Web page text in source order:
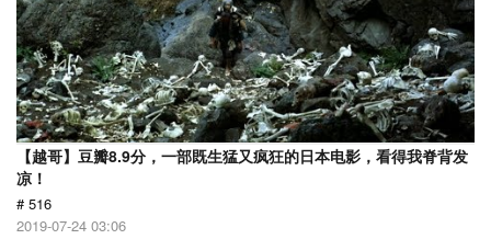
【越哥】豆瓣8.9分，一部既生猛又疯狂的日本电影，看得我脊背发
凉！
# 516
2019-07-24 03:06